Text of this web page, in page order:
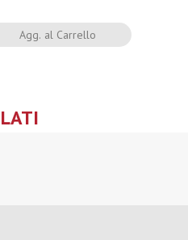
Agg. al Carrello